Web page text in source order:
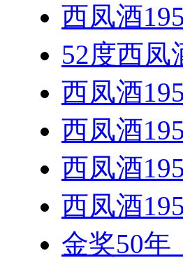
西凤酒
52度西凤
西凤酒
西凤酒
西凤酒
西凤酒
金奖50年